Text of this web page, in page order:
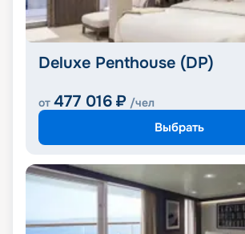
Deluxe Penthouse (DP)
от 477 016 ₽ /чел
Выбрать